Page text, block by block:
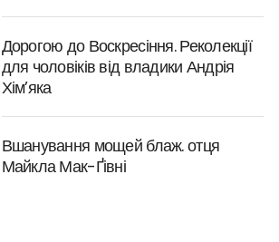
Дорогою до Воскресіння. Реколекції
для чоловіків від владики Андрія
Хім’яка
Вшанування мощей блаж. отця
Майкла Мак-Ґівні